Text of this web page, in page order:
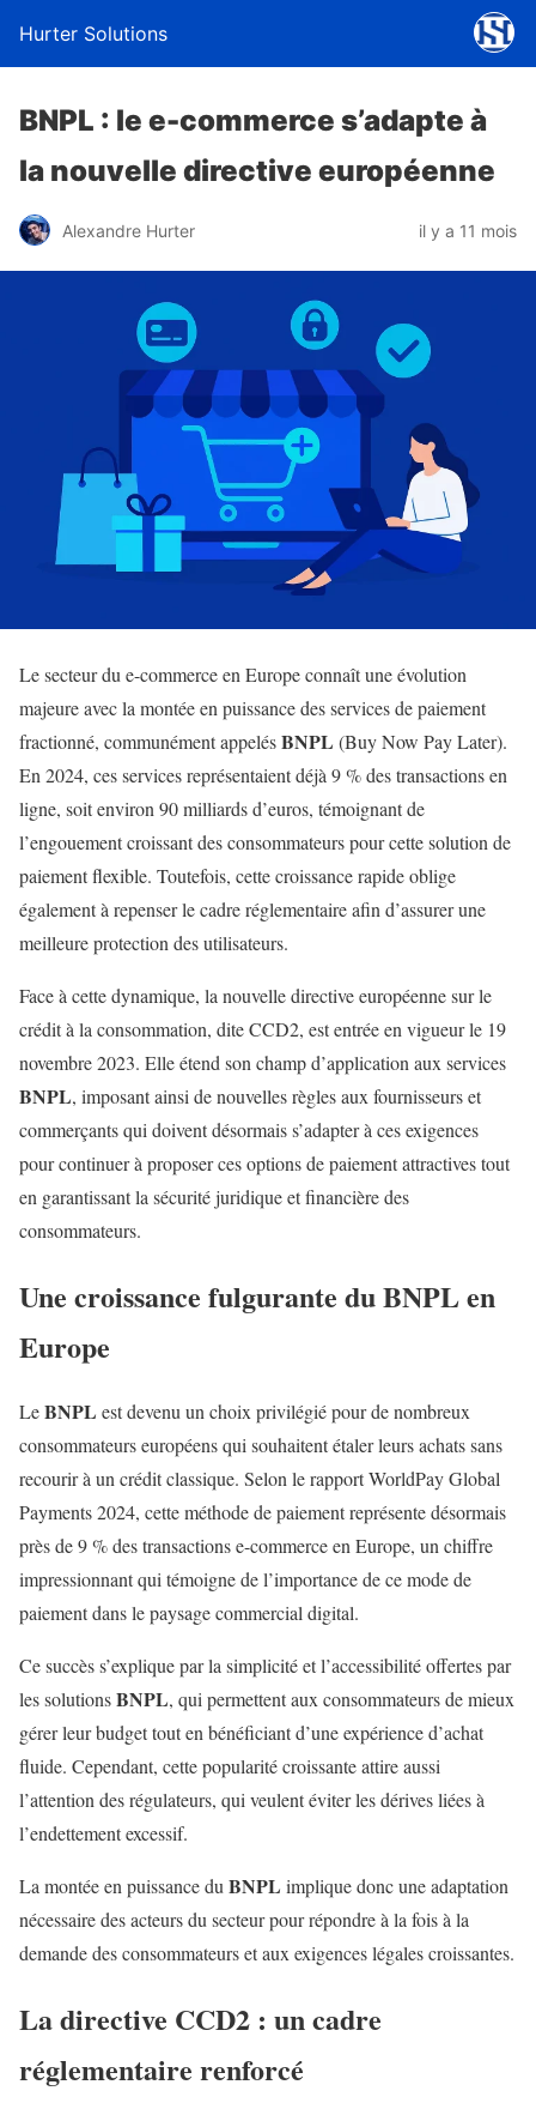
Hurter Solutions
BNPL : le e-commerce s’adapte à
la nouvelle directive européenne
Alexandre Hurter il y a 11 mois
Le secteur du e-commerce en Europe connaît une évolution
majeure avec la montée en puissance des services de paiement
fractionné, communément appelésBNPL (Buy Now Pay Later).
En 2024, ces services représentaient déjà 9 % des transactions en
ligne, soit environ 90 milliards d’euros, témoignant de
l’engouement croissant des consommateurs pour cette solution de
paiement flexible. Toutefois, cette croissance rapide oblige
également à repenser le cadre réglementaire afin d’assurer une
meilleure protection des utilisateurs.
Face à cette dynamique, la nouvelle directive européenne sur le
crédit à la consommation, dite CCD2, est entrée en vigueur le 19
novembre 2023. Elle étend son champ d’application aux services
BNPL, imposant ainsi de nouvelles règles aux fournisseurs et
commerçants qui doivent désormais s’adapter à ces exigences
pour continuer à proposer ces options de paiement attractives tout
en garantissant la sécurité juridique et financière des
consommateurs.
Une croissance fulgurante duBNPLen
Europe
LeBNPL est devenu un choix privilégié pour de nombreux
consommateurs européens qui souhaitent étaler leurs achats sans
recourir à un crédit classique. Selon le rapport WorldPay Global
Payments 2024, cette méthode de paiement représente désormais
près de 9 % des transactions e-commerce en Europe, un chiffre
impressionnant qui témoigne de l’importance de ce mode de
paiement dans le paysage commercial digital.
Ce succès s’explique par la simplicité et l’accessibilité offertes par
les solutionsBNPL, qui permettent aux consommateurs de mieux
gérer leur budget tout en bénéficiant d’une expérience d’achat
fluide. Cependant, cette popularité croissante attire aussi
l’attention des régulateurs, qui veulent éviter les dérives liées à
l’endettement excessif.
La montée en puissance duBNPL implique donc une adaptation
nécessaire des acteurs du secteur pour répondre à la fois à la
demande des consommateurs et aux exigences légales croissantes.
La directive CCD2 : un cadre
réglementaire renforcé